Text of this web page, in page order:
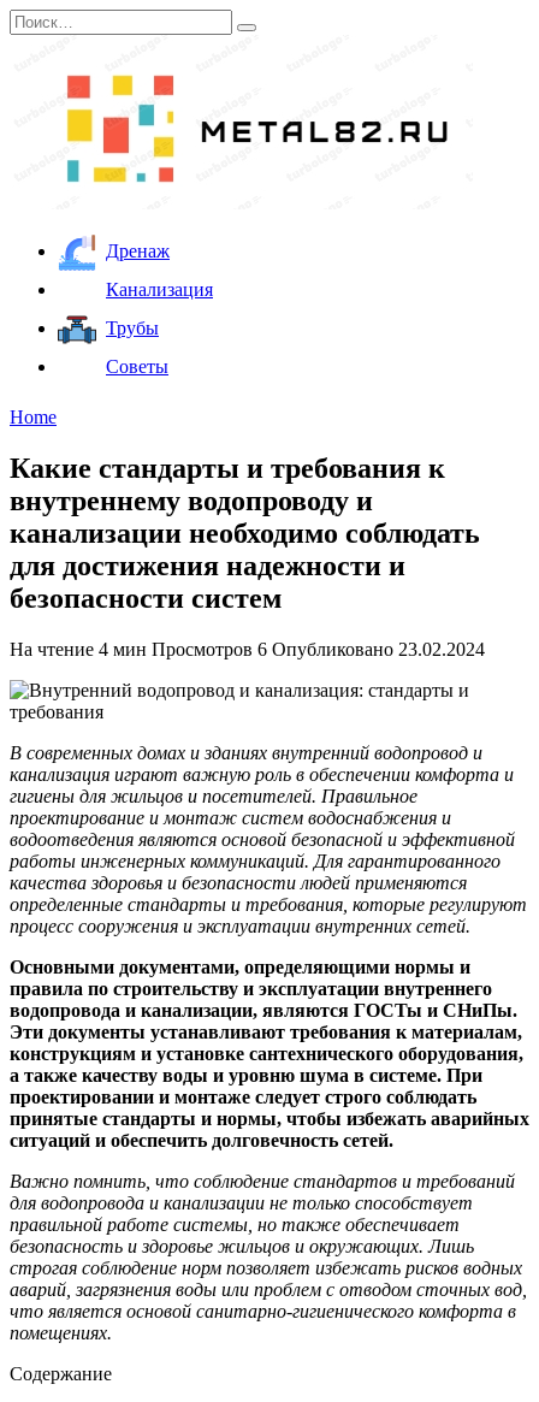
Перейти
к
Search
for:
Дренаж
Канализация
Трубы
Советы
Home
Какие стандарты и требования к
внутреннему водопроводу и
канализации необходимо соблюдать
для достижения надежности и
безопасности систем
На чтение 4 мин Просмотров 6 Опубликовано 23.02.2024
В современных домах и зданиях внутренний водопровод и
канализация играют важную роль в обеспечении комфорта и
гигиены для жильцов и посетителей. Правильное
проектирование и монтаж систем водоснабжения и
водоотведения являются основой безопасной и эффективной
работы инженерных коммуникаций. Для гарантированного
качества здоровья и безопасности людей применяются
определенные стандарты и требования, которые регулируют
процесс сооружения и эксплуатации внутренних сетей.
Основными документами, определяющими нормы и
правила по строительству и эксплуатации внутреннего
водопровода и канализации, являются ГОСТы и СНиПы.
Эти документы устанавливают требования к материалам,
конструкциям и установке сантехнического оборудования,
а также качеству воды и уровню шума в системе. При
проектировании и монтаже следует строго соблюдать
принятые стандарты и нормы, чтобы избежать аварийных
ситуаций и обеспечить долговечность сетей.
Важно помнить, что соблюдение стандартов и требований
для водопровода и канализации не только способствует
правильной работе системы, но также обеспечивает
безопасность и здоровье жильцов и окружающих. Лишь
строгая соблюдение норм позволяет избежать рисков водных
аварий, загрязнения воды или проблем с отводом сточных вод,
что является основой санитарно-гигиенического комфорта в
помещениях.
Содержание